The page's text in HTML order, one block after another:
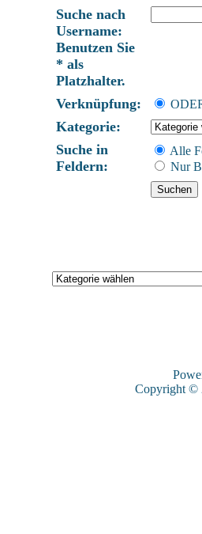
Suche nach
Username:
Benutzen Sie
* als
Platzhalter.
Verknüpfung:
Kategorie:
Suche in
Feldern:
Alle
Nur
Copyright ©